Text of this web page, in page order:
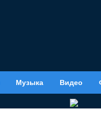
Музыка Видео